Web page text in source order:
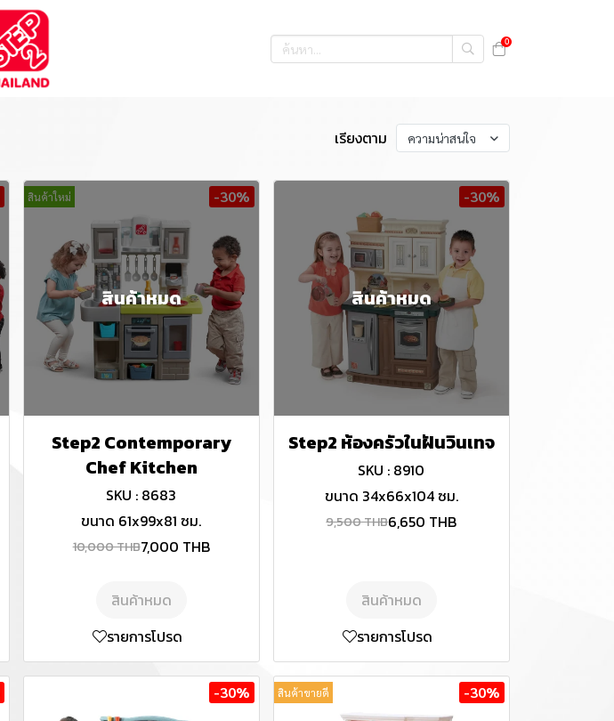
0
เรียงตาม ความน่าสนใจ
สินค้าใหม่ -30%
สินค้าหมด
Step2 Contemporary
Chef Kitchen
SKU : 8683
ขนาด 61x99x81 ซม.
10,000 THB7,000 THB
สินค้าหมด
รายการโปรด
-30%
สินค้าหมด
Step2 ห้องครัวในฝันวินเทจ
SKU : 8910
ขนาด 34x66x104 ซม.
9,500 THB6,650 THB
สินค้าหมด
รายการโปรด
-30% สินค้าขายดี -30%